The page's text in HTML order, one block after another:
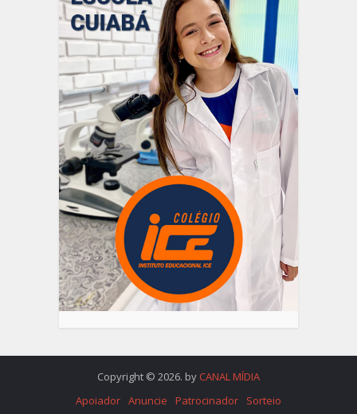
Copyright © 2026. by CANAL MÍDIA
Apoiador Anuncie Patrocinador Sorteio